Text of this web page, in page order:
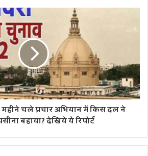
महीने चले प्रचार अभियान में किस दल ने
बहाया? देखिये ये रिपोर्ट